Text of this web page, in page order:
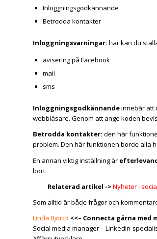
Inloggningsgodkännande
Betrodda kontakter
Inloggningsvarningar: här kan du
avisering på Facebook
mail
sms
Inloggningsgodkännandeinnebär att
webbläsare. Genom att ange koden
Betrodda kontakter: den här
problem. Den här funktionen borde alla
En annan viktig inställning är
bort.
Relaterad artikel ->Nyheter i
Som alltid är både frågor och
Linda Björck <<– Connecta gärna med
Social media manager – LinkedIn-